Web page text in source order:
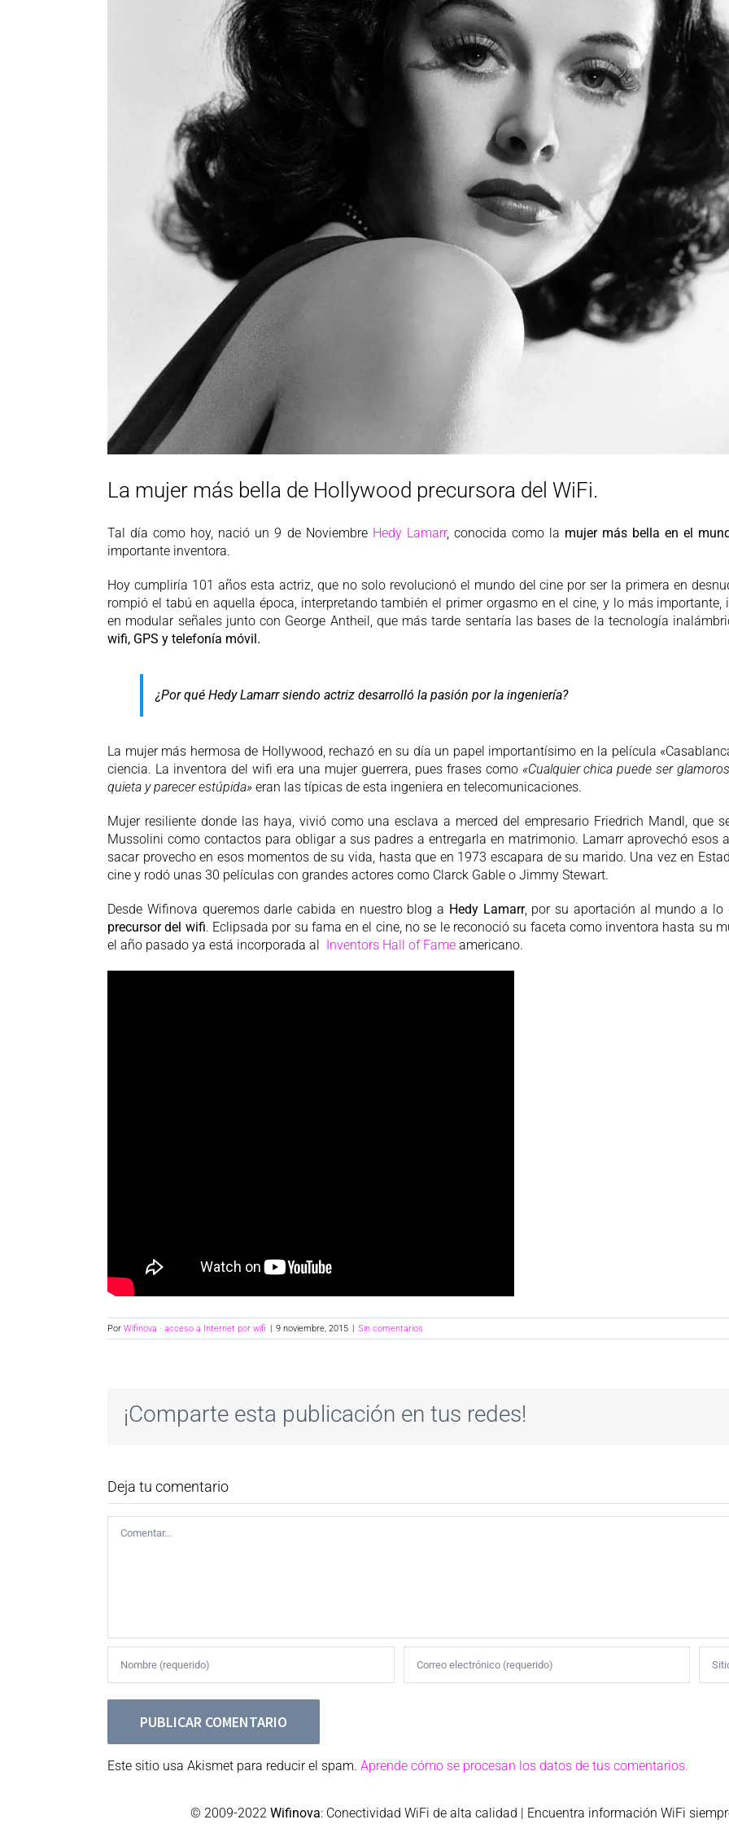
La mujer más bella de Hollywood precursora del WiFi.
Tal día como hoy, nació un 9 de Noviembre Hedy Lamarr, conocida como la mujer más bella en el
importante inventora.
Hoy cumpliría 101 años esta actriz, que no solo revolucionó el mundo del cine por ser la primera en
rompió el tabú en aquella época, interpretando también el primer orgasmo en el cine, y lo más
en modular señales junto con George Antheil, que más tarde sentaría las bases de la tecnología
wifi, GPS y telefonía móvil.
¿Por qué Hedy Lamarr siendo actriz desarrolló la pasión por la ingeniería?
La mujer más hermosa de Hollywood, rechazó en su día un papel importantísimo en la película
ciencia. La inventora del wifi era una mujer guerrera, pues frases como «Cualquier chica puede ser
quieta y parecer estúpida» eran las típicas de esta ingeniera en telecomunicaciones.
Mujer resiliente donde las haya, vivió como una esclava a merced del empresario Friedrich Mandl, que
Mussolini como contactos para obligar a sus padres a entregarla en matrimonio. Lamarr aprovechó esos
sacar provecho en esos momentos de su vida, hasta que en 1973 escapara de su marido. Una vez en
cine y rodó unas 30 películas con grandes actores como Clarck Gable o Jimmy Stewart.
Desde Wifinova queremos darle cabida en nuestro blog a Hedy Lamarr, por su aportación al mundo a lo
precursor del wifi. Eclipsada por su fama en el cine, no se le reconoció su faceta como inventora hasta su
el año pasado ya está incorporada al Inventors Hall of Fame americano.
Por Wifinova · acceso a Internet por wifi | 9 noviembre, 2015 | Sin comentarios
¡Comparte esta publicación en tus redes!
Deja tu comentario
Este sitio usa Akismet para reducir el spam. Aprende cómo se procesan los datos de tus comentarios.
© 2009-2022 Wifinova: Conectividad WiFi de alta calidad | Encuentra información WiFi